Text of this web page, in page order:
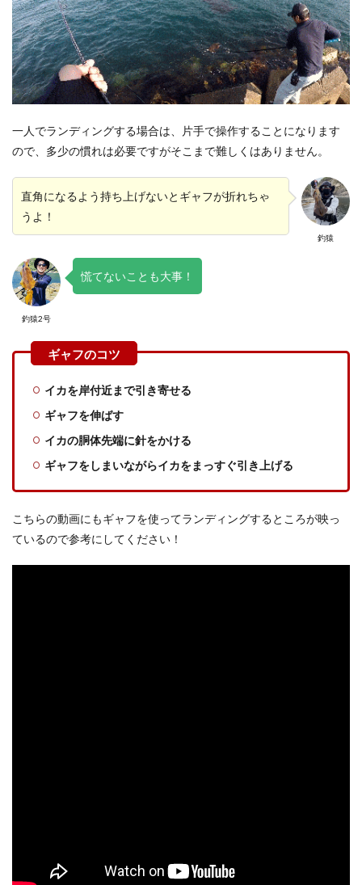
一人でランディングする場合は、片手で操作することになります
ので、多少の慣れは必要ですがそこまで難しくはありません。
釣猿
直角になるよう持ち上げないとギャフが折れちゃ
うよ！
釣猿2号
慌てないことも大事！
イカを岸付近まで引き寄せる
ギャフを伸ばす
イカの胴体先端に針をかける
ギャフをしまいながらイカをまっすぐ引き上げる
こちらの動画にもギャフを使ってランディングするところが映っ
ているので参考にしてください！